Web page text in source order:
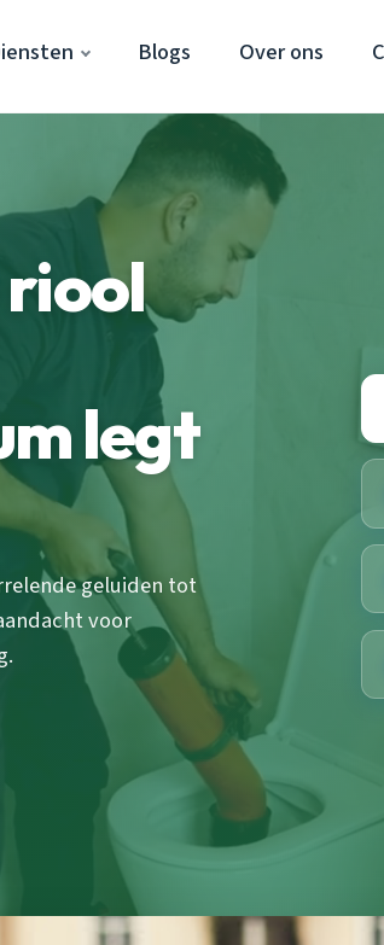
Blogs Over ons
riool
legt
geluiden tot
voor